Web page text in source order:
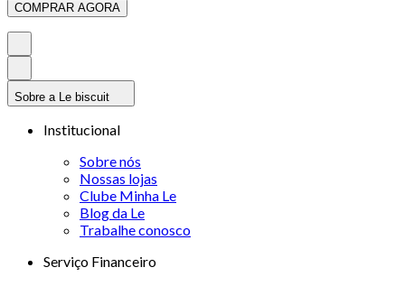
COMPRAR AGORA
Sobre a Le biscuit
Institucional
Sobre nós
Nossas lojas
Clube Minha Le
Blog da Le
Trabalhe conosco
Serviço Financeiro